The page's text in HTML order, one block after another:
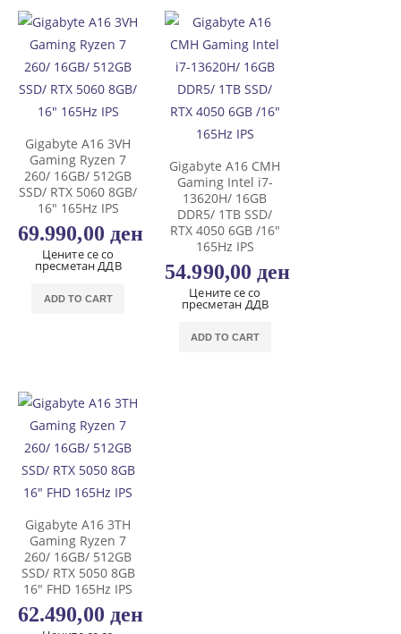
Gigabyte A16 3VH
Gaming Ryzen 7
260/ 16GB/ 512GB
SSD/ RTX 5060 8GB/
16″ 165Hz IPS
69.990,00 ден
Цените се со
пресметан ДДВ
ADD TO CART
Gigabyte A16 CMH
Gaming Intel i7-
13620H/ 16GB
DDR5/ 1TB SSD/
RTX 4050 6GB /16″
165Hz IPS
54.990,00 ден
Цените се со
пресметан ДДВ
ADD TO CART
Gigabyte A16 3TH
Gaming Ryzen 7
260/ 16GB/ 512GB
SSD/ RTX 5050 8GB
16″ FHD 165Hz IPS
62.490,00 ден